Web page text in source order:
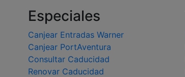
Especiales
Canjear Entradas Warner
Canjear PortAventura
Consultar Caducidad
Renovar Caducidad